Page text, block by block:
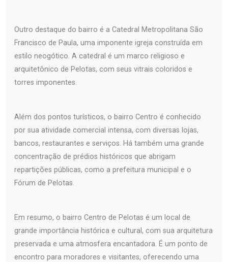
Outro destaque do bairro é a Catedral Metropolitana São
Francisco de Paula, uma imponente igreja construída em
estilo neogótico. A catedral é um marco religioso e
arquitetônico de Pelotas, com seus vitrais coloridos e
torres imponentes.
Além dos pontos turísticos, o bairro Centro é conhecido
por sua atividade comercial intensa, com diversas lojas,
bancos, restaurantes e serviços. Há também uma grande
concentração de prédios históricos que abrigam
repartições públicas, como a prefeitura municipal e o
Fórum de Pelotas.
Em resumo, o bairro Centro de Pelotas é um local de
grande importância histórica e cultural, com sua arquitetura
preservada e uma atmosfera encantadora. É um ponto de
encontro para moradores e visitantes, oferecendo uma